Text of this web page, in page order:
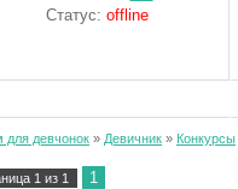
Статус: offline
для девчонок » Девичник » Конкурсы
1 из 1 1